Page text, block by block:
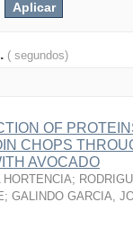
( segundos)
OF
CHOPS
AVOCADO
HORTENCIA;
; GALINDO GARCIA,